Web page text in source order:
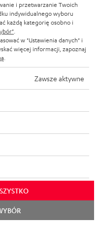
DAB/AVC-X3800H –
– Black
30 m Kabel głośnikowy
Kolumna T 500 F 16
T 500 F 16
i przetwarzanie Twoich
indywidualnego wyboru
każdą kategorię osobno i
w "Ustawienia danych" i
więcej informacji, zapoznaj
Zawsze aktywne